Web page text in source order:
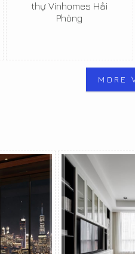
thự Vinhomes Hải
Phòng
MORE